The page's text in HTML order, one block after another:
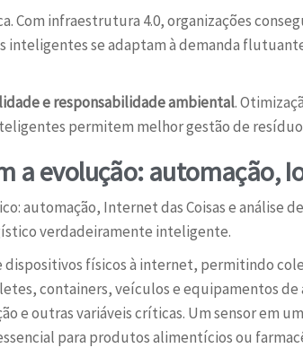
Com infraestrutura 4.0, organizações
inteligentes se adaptam à demanda
e responsabilidade ambiental.
permitem melhor gestão de
a evolução: automação,
automação, Internet das Coisas e análise
verdadeiramente inteligente.
dispositivos físicos à internet, permitindo
containers, veículos e equipamentos
e outras variáveis críticas. Um sensor em
para produtos alimentícios ou